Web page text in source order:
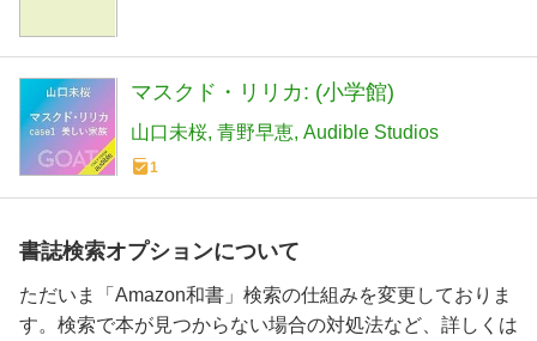
マスクド・リリカ: (小学館)
山口未桜 青野早恵 Audible Studios
1
書誌検索オプションについて
ただいま「Amazon和書」検索の仕組みを変更しておりま
す。検索で本が見つからない場合の対処法など、詳しくは